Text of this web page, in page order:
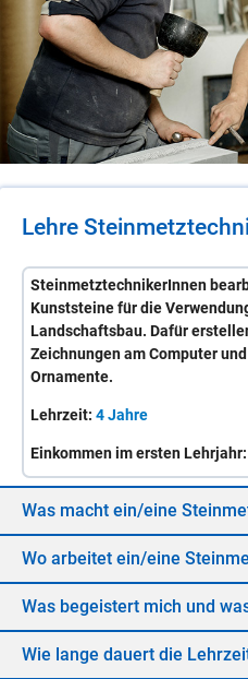
Lehre
SteinmetztechnikerInnen
Kunststeine für die
Landschaftsbau. Dafür
Zeichnungen am Computer
Ornamente.
Lehrzeit: 4 Jahre
Einkommen im ersten Lehrjahr:
Was macht ein/​eine
Wo ar­bei­tet ein/​eine
Was be­geis­tert mich und
Wie lan­ge dau­ert die